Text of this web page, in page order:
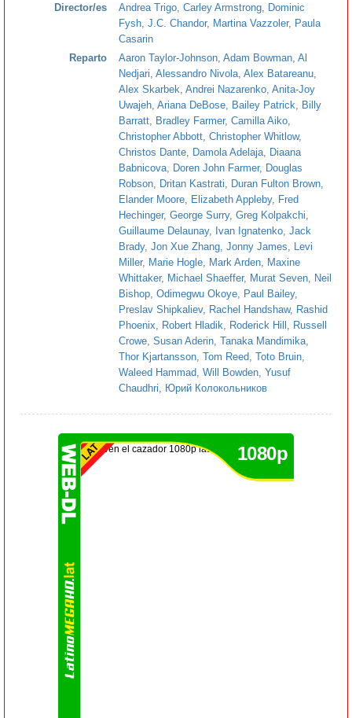
Director/es
Andrea Trigo Carley Armstrong
Dominic
Fysh J.C. Chandor, Martina Vazzoler, Paula
Casarin
Reparto
Aaron Taylor-Johnson Adam Bowman Al
Nedjari Alessandro Nivola Alex Batareanu
Alex Skarbek Andrei Nazarenko Anita-Joy
Uwajeh Ariana DeBose Bailey Patrick
Billy
Barratt
Bradley Farmer, Camilla Aiko
Christopher Abbott Christopher Whitlow,
Christos Dante
Damola Adelaja
Diaana
Babnicova
Doren John Farmer, Douglas
Robson
Dritan Kastrati Duran Fulton Brown
Elander Moore
Elizabeth Appleby, Fred
Hechinger, George Surry, Greg Kolpakchi
Guillaume Delaunay, Ivan Ignatenko Jack
Brady, Jon Xue Zhang Jonny James
Levi
Miller, Marie Hogle Mark Arden
Maxine
Whittaker, Michael Shaeffer, Murat Seven
Neil
Bishop Odimegwu Okoye Paul Bailey,
Preslav Shipkaliev, Rachel Handshaw, Rashid
Phoenix
Robert Hladik Roderick Hill
Russell
Crowe Susan Aderin Tanaka Mandimika
Thor Kjartansson Tom Reed Toto Bruin
Waleed Hammad Will Bowden Yusuf
Chaudhri
Юрий Колокольников
1080p